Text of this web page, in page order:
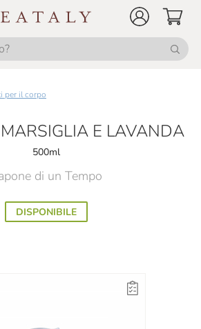
per il corpo
E LAVANDA
500ml
di un Tempo
DISPONIBILE